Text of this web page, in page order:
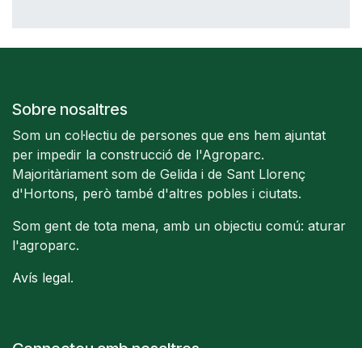
Sobre nosaltres
Som un col·lectiu de persones que ens hem ajuntat
per impedir la construcció de l'Agroparc.
Majoritàriament som de Gelida i de Sant Llorenç
d'Hortons, però també d'altres pobles i ciutats.
Som gent de tota mena, amb un objectiu comú: aturar
l'agroparc.
Avís legal.